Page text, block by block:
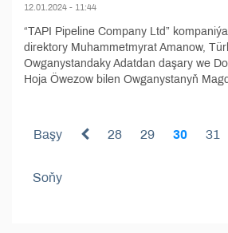
12.01.2024 - 11:44
“TAPI Pipeline Company Ltd”
direktory Muhammetmyrat Amanow,
Owganystandaky Adatdan daşary we
Hoja Öwezow bilen Owganystanyň
Başy 28 29 30 31
Soňy